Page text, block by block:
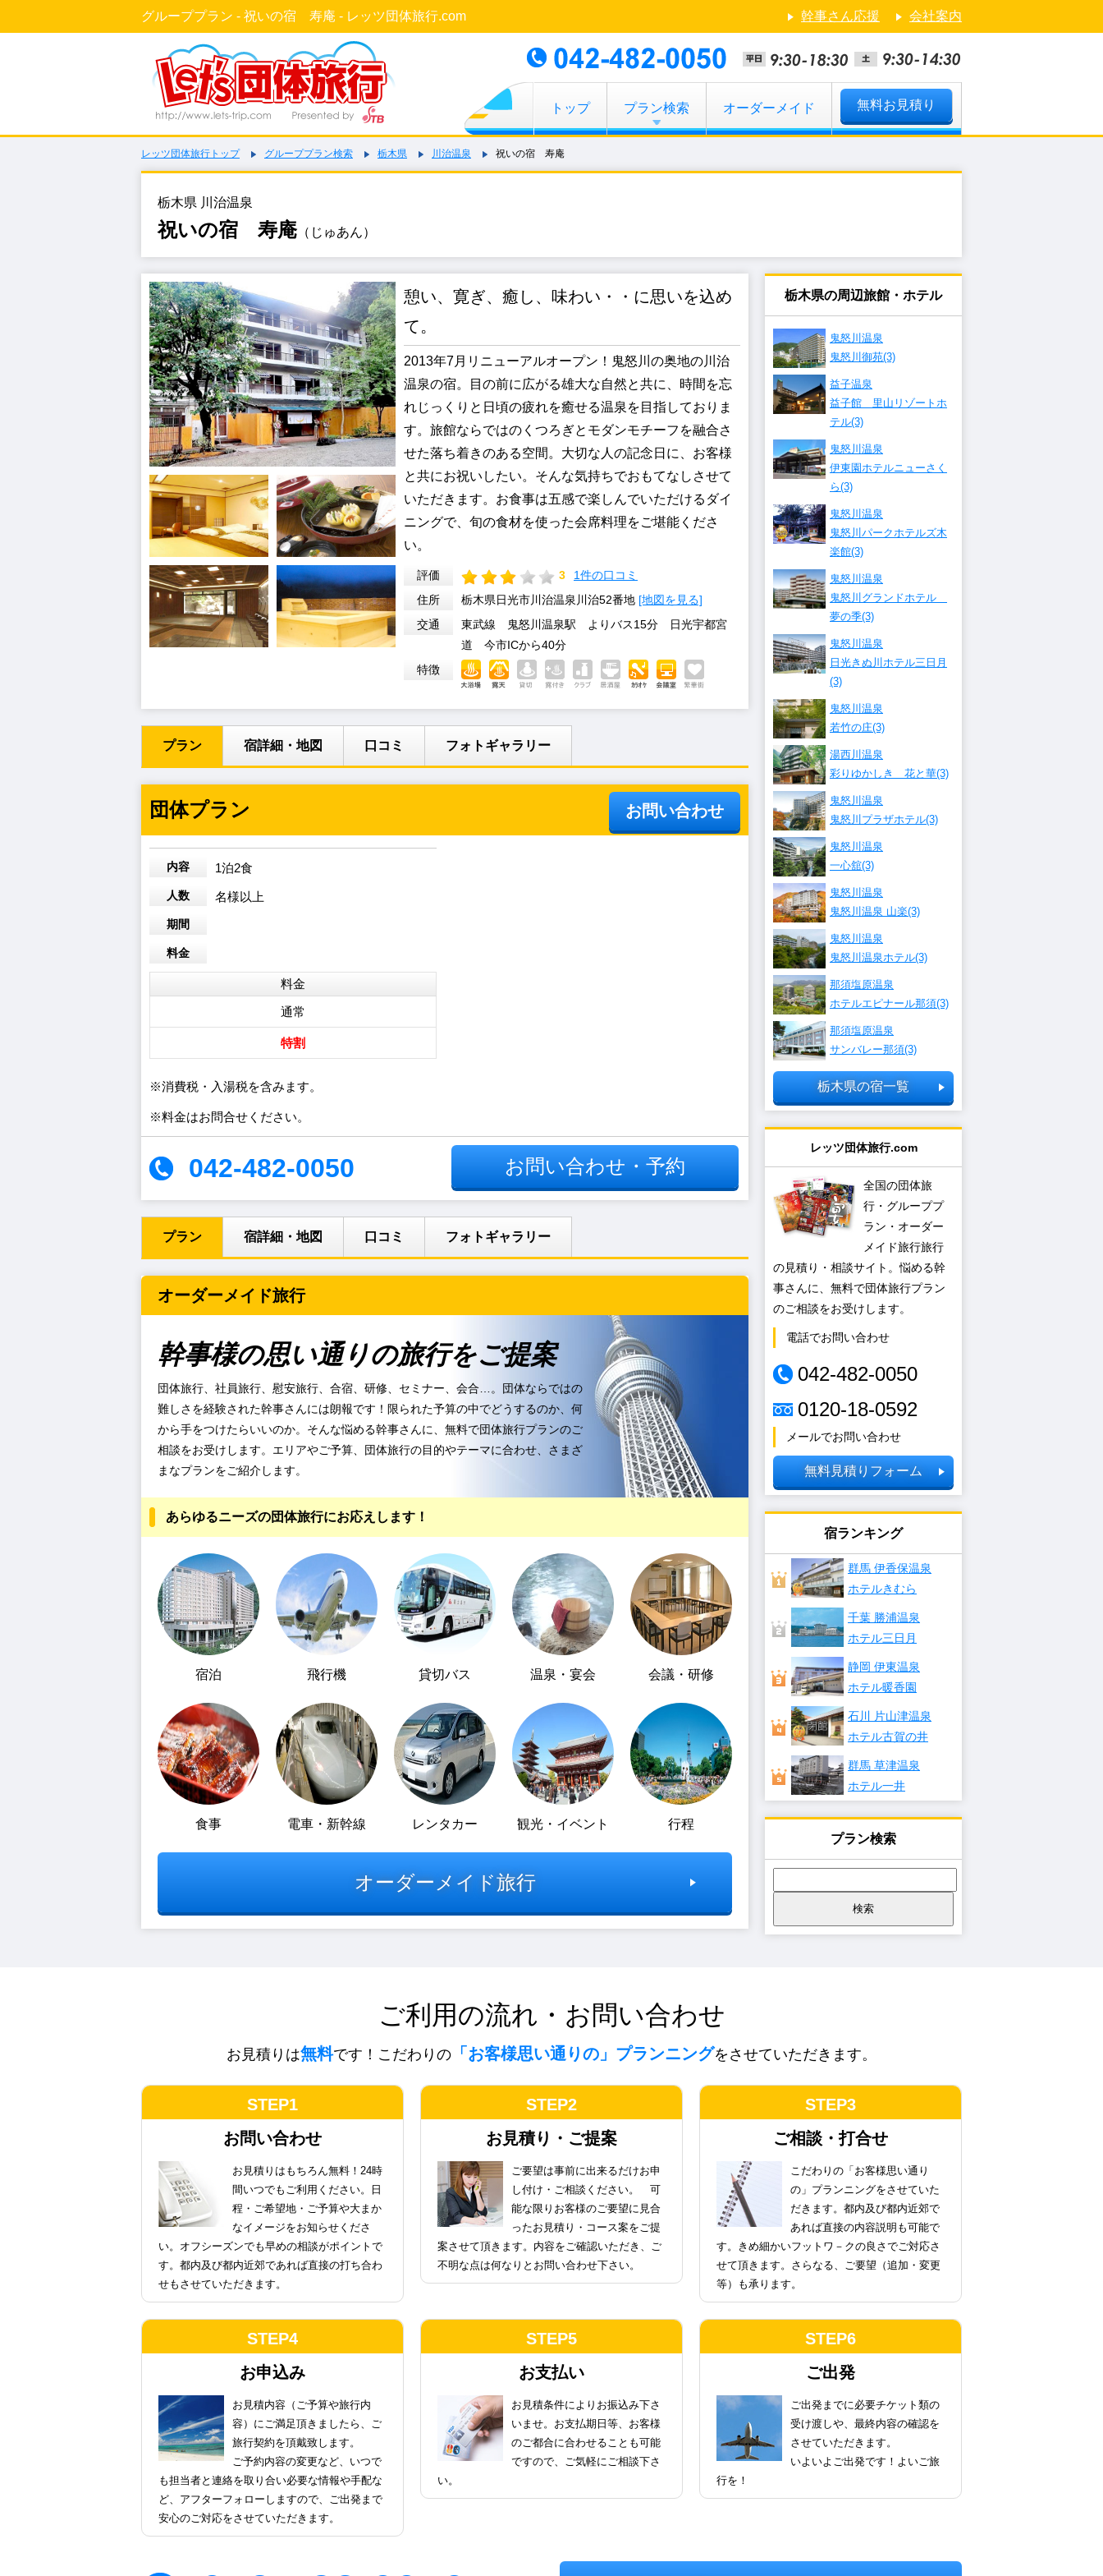
グループプラン - 祝いの宿 寿庵 - レッツ団体旅行.com 幹事さん応援 会社案内
トップ プラン検索 オーダーメイド 無料お見積り
レッツ団体旅行トップ グループプラン検索 栃木県 川治温泉 祝いの宿 寿庵
栃木県 川治温泉
祝いの宿 寿庵 （じゅあん）
憩い、寛ぎ、癒し、味わい・・に思いを込め
て。
2013年7月リニューアルオープン！鬼怒川の奥地の川治
温泉の宿。目の前に広がる雄大な自然と共に、時間を忘
れじっくりと日頃の疲れを癒せる温泉を目指しておりま
す。旅館ならではのくつろぎとモダンモチーフを融合さ
せた落ち着きのある空間。大切な人の記念日に、お客様
と共にお祝いしたい。そんな気持ちでおもてなしさせて
いただきます。お食事は五感で楽しんでいただけるダイ
ニングで、旬の食材を使った会席料理をご堪能くださ
い。
評価 3
1件の口コミ
住所
栃木県日光市川治温泉川治52番地 [地図を見る]
交通
東武線 鬼怒川温泉駅 よりバス15分 日光宇都宮
道 今市ICから40分
特徴
プラン 宿詳細・地図 口コミ フォトギャラリー
団体プラン お問い合わせ
内容 1泊2食
人数 名様以上
期間
料金
料金
通常
特割
※消費税・入湯税を含みます。
※料金はお問合せください。
042-482-0050 お問い合わせ・予約
プラン 宿詳細・地図 口コミ フォトギャラリー
オーダーメイド旅行
幹事様の思い通りの旅行をご提案
団体旅行、社員旅行、慰安旅行、合宿、研修、セミナー、会合…。団体ならではの
難しさを経験された幹事さんには朗報です！限られた予算の中でどうするのか、何
から手をつけたらいいのか。そんな悩める幹事さんに、無料で団体旅行プランのご
相談をお受けします。エリアやご予算、団体旅行の目的やテーマに合わせ、さまざ
まなプランをご紹介します。
あらゆるニーズの団体旅行にお応えします！
宿泊 飛行機 貸切バス 温泉・宴会 会議・研修
食事 電車・新幹線 レンタカー 観光・イベント 行程
オーダーメイド旅行
栃木県の周辺旅館・ホテル
鬼怒川温泉
鬼怒川御苑(3)
益子温泉
益子館 里山リゾートホ
テル(3)
鬼怒川温泉
伊東園ホテルニューさく
ら(3)
鬼怒川温泉
鬼怒川パークホテルズ木
楽館(3)
鬼怒川温泉
鬼怒川グランドホテル
夢の季(3)
鬼怒川温泉
日光きぬ川ホテル三日月
(3)
鬼怒川温泉
若竹の庄(3)
湯西川温泉
彩りゆかしき 花と華(3)
鬼怒川温泉
鬼怒川プラザホテル(3)
鬼怒川温泉
一心舘(3)
鬼怒川温泉
鬼怒川温泉 山楽(3)
鬼怒川温泉
鬼怒川温泉ホテル(3)
那須塩原温泉
ホテルエピナール那須(3)
那須塩原温泉
サンバレー那須(3)
栃木県の宿一覧
レッツ団体旅行.com
全国の団体旅
行・グループプ
ラン・オーダー
メイド旅行旅行
の見積り・相談サイト。悩める幹
事さんに、無料で団体旅行プラン
のご相談をお受けします。
電話でお問い合わせ
042-482-0050
0120-18-0592
メールでお問い合わせ
無料見積りフォーム
宿ランキング
群馬 伊香保温泉
ホテルきむら
千葉 勝浦温泉
ホテル三日月
静岡 伊東温泉
ホテル暖香園
石川 片山津温泉
ホテル古賀の井
群馬 草津温泉
ホテル一井
プラン検索
ご利用の流れ・お問い合わせ
お見積りは無料です！こだわりの 「お客様思い通りの」プランニングをさせていただきます。
STEP1
お問い合わせ
お見積りはもちろん無料！24時
間いつでもご利用ください。日
程・ご希望地・ご予算や大まか
なイメージをお知らせくださ
い。オフシーズンでも早めの相談がポイントで
す。都内及び都内近郊であれば直接の打ち合わ
せもさせていただきます。
STEP2
お見積り・ご提案
ご要望は事前に出来るだけお申
し付け・ご相談ください。 可
能な限りお客様のご要望に見合
ったお見積り・コース案をご提
案させて頂きます。内容をご確認いただき、ご
不明な点は何なりとお問い合わせ下さい。
STEP3
ご相談・打合せ
こだわりの 「お客様思い通り
の」プランニングをさせていた
だきます。都内及び都内近郊で
あれば直接の内容説明も可能で
す。きめ細かいフットワ－クの良さでご対応さ
せて頂きます。さらなる、ご要望（追加・変更
等）も承ります。
STEP4
お申込み
お見積内容（ご予算や旅行内
容）にご満足頂きましたら、ご
旅行契約を頂戴致します。
ご予約内容の変更など、いつで
も担当者と連絡を取り合い必要な情報や手配な
ど、アフターフォローしますので、ご出発まで
安心のご対応をさせていただきます。
STEP5
お支払い
お見積条件によりお振込み下さ
いませ。お支払期日等、お客様
のご都合に合わせることも可能
ですので、ご気軽にご相談下さ
い。
STEP6
ご出発
ご出発までに必要チケット類の
受け渡しや、最終内容の確認を
させていただきます。
いよいよご出発です！よいご旅
行を！